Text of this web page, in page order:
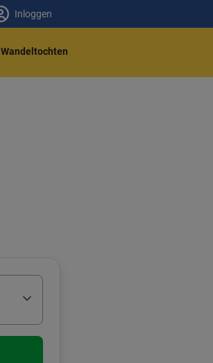
Inloggen
Wandeltochten